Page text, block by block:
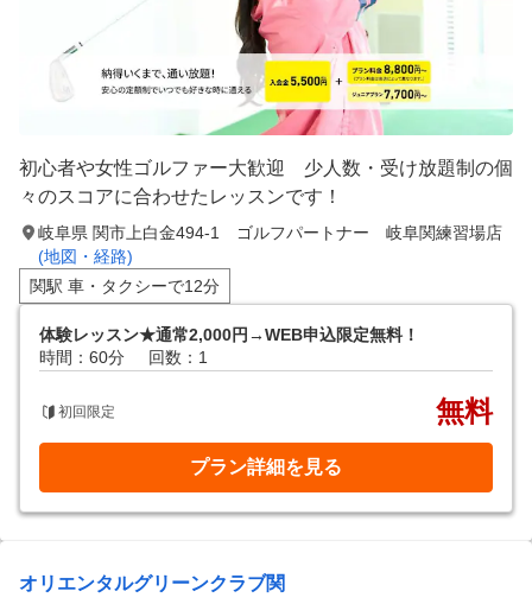
初心者や女性ゴルファー大歓迎 少人数・受け放題制の個
々のスコアに合わせたレッスンです！
岐阜県 関市上白金494-1 ゴルフパートナー 岐阜関練習場店
(地図・経路)
関駅 車・タクシーで12分
体験レッスン★通常2,000円→WEB申込限定無料！
時間：60分
回数：1
初回限定 無料
プラン詳細を見る
オリエンタルグリーンクラブ関